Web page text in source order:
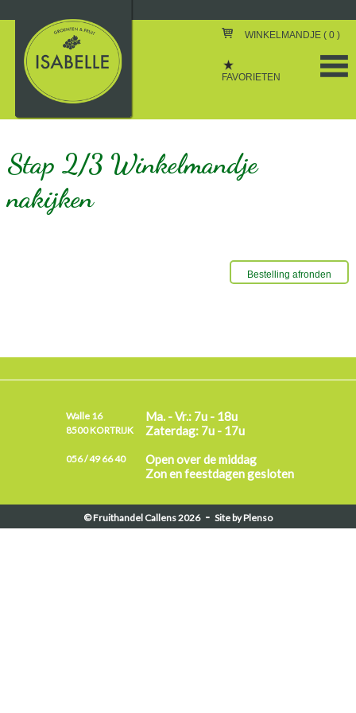
FAVORIETEN
WINKELMANDJE (0 )
Stap 2/3 Winkelmandje
nakijken
Walle 16
8500 KORTRIJK
056 / 49 66 40
Ma. - Vr.: 7u - 18u
Zaterdag: 7u - 17u
Open over de middag
Zon en feestdagen gesloten
© Fruithandel Callens 2026- Site by Plenso